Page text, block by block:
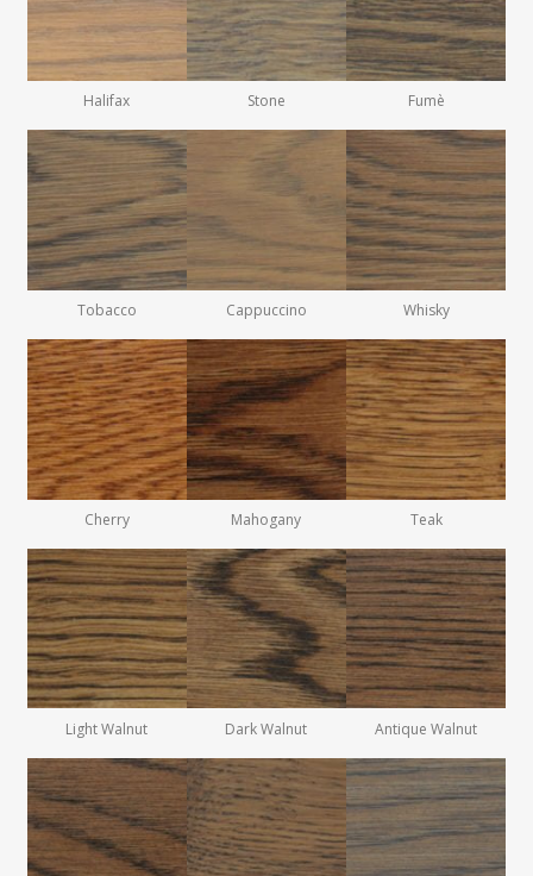
Halifax Stone Fumè
Tobacco Cappuccino Whisky
Cherry Mahogany Teak
Light Walnut Dark Walnut Antique Walnut